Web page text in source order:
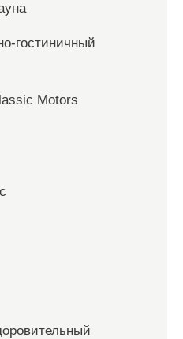
гостиничный
Motors